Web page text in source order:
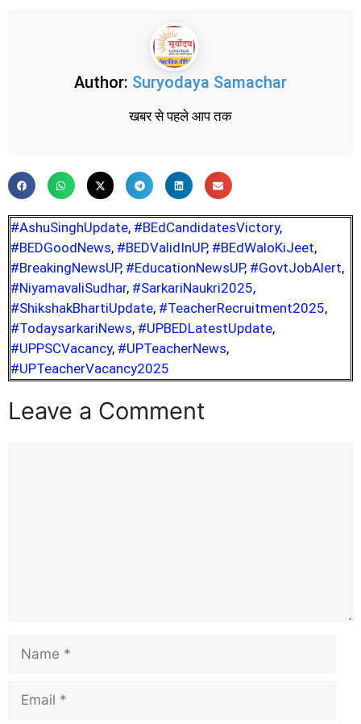
Author: Suryodaya Samachar
खबर से पहले आप तक
#AshuSinghUpdate, #BEdCandidatesVictory,
#BEDGoodNews, #BEDValidInUP, #BEdWaloKiJeet,
#BreakingNewsUP, #EducationNewsUP, #GovtJobAlert,
#NiyamavaliSudhar, #SarkariNaukri2025,
#ShikshakBhartiUpdate, #TeacherRecruitment2025,
#TodaysarkariNews, #UPBEDLatestUpdate,
#UPPSCVacancy, #UPTeacherNews,
#UPTeacherVacancy2025
Leave a Comment